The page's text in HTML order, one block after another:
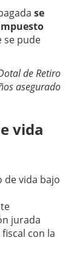
se
se pude
de Retiro
asegurado
vida
de vida bajo
jurada
con la